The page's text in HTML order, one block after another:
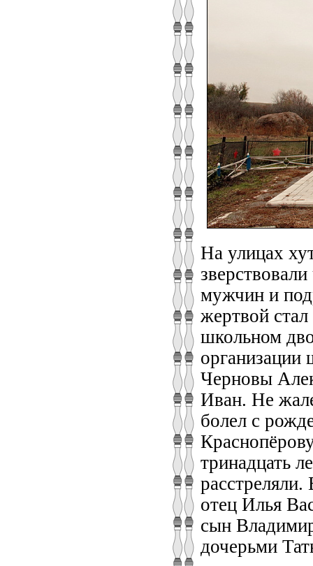
На улицах
мужчин и
жертвой
школьном
Черновы
Иван. Не
болел с
тринадцать
отец Илья
сын
дочерьми